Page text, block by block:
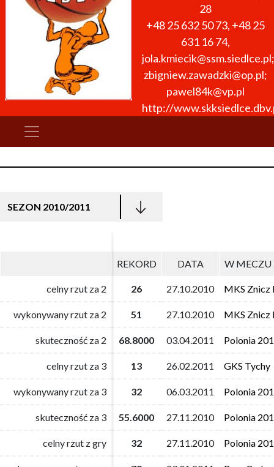
28
+48 25 632 50 73, +48 25
631 16 74,
jola.kmiecik@ssm.siedlce.pl;
zbigniew.zawadzki@op.pl;
pawel84k@vp.pl
http://
SEZON 2010/2011
REKORD DATA W MECZU
celny rzut za 2 26 27.10.2010 MKS Znicz
wykonywany rzut za 2 51 27.10.2010 MKS Znicz
skuteczność za 2 68.8000 03.04.2011 Polonia
celny rzut za 3 13 26.02.2011 GKS Tychy
wykonywany rzut za 3 32 06.03.2011 Polonia
skuteczność za 3 55.6000 27.11.2010 Polonia
celny rzut z gry 32 27.11.2010 Polonia
REKORD DATA W MECZU
celny rzut za 2 26 27.10.2010 MKS Znicz
wykonywany rzut za 2 51 27.10.2010 MKS Znicz
skuteczność za 2 68.8000 03.04.2011 Polonia
celny rzut za 3 13 26.02.2011 GKS Tychy
wykonywany rzut za 3 32 06.03.2011 Polonia
skuteczność za 3 55.6000 27.11.2010 Polonia
celny rzut z gry 32 27.11.2010 Polonia